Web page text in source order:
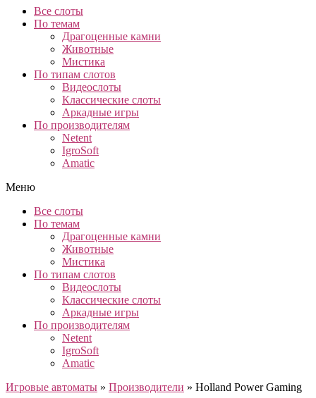
Все слоты
По темам
Драгоценные камни
Животные
Мистика
По типам слотов
Видеослоты
Классические слоты
Аркадные игры
По производителям
Netent
IgroSoft
Amatic
Меню
Все слоты
По темам
Драгоценные камни
Животные
Мистика
По типам слотов
Видеослоты
Классические слоты
Аркадные игры
По производителям
Netent
IgroSoft
Amatic
Игровые автоматы » Производители » Holland Power Gaming